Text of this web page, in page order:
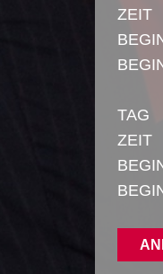
ZEIT
TAG
ZEIT